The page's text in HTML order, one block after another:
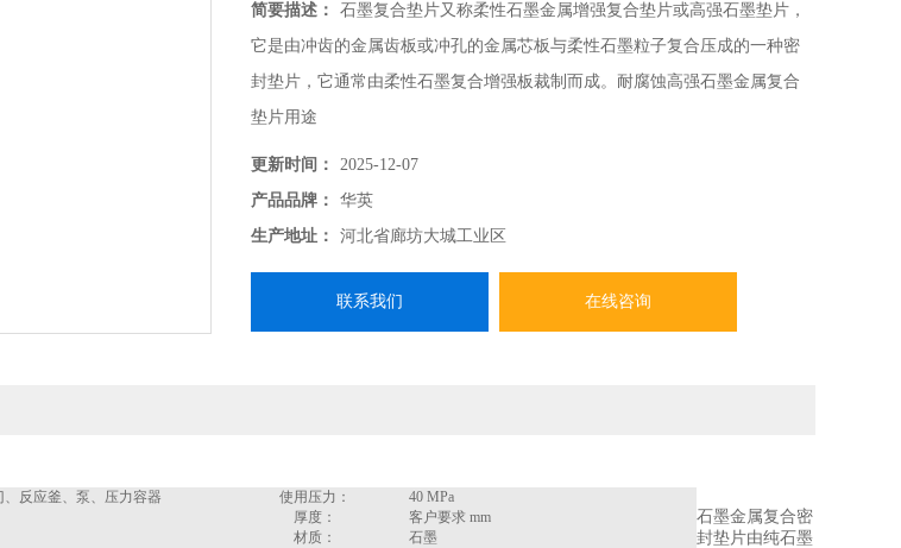
简要描述：
石墨复合垫片又称柔性石墨金属增强复合垫片或高强石墨垫片，
它是由冲齿的金属齿板或冲孔的金属芯板与柔性石墨粒子复合压成的一种密
封垫片，它通常由柔性石墨复合增强板裁制而成。耐腐蚀高强石墨金属复合
垫片用途
更新时间：
2025-12-07
产品品牌：
华英
生产地址：
河北省廊坊大城工业区
联系我们 在线咨询
、反应釜、泵、压力容器 使用压力：
40 MPa
厚度：
客户要求 mm
材质：
石墨
石墨金属复合密
封垫片由纯石墨